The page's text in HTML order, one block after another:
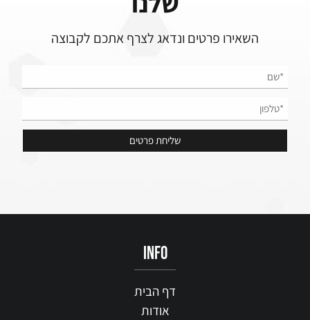
השאירו פרטים ונדאג לצרף אתכם לקבוצה
info
דף הבית
אודות